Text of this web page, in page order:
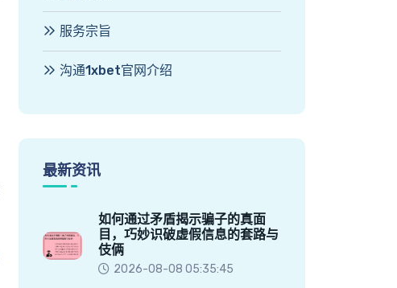
服务宗旨
沟通1xbet官网介绍
最新资讯
如何通过矛盾揭示骗子的真面
目，巧妙识破虚假信息的套路与
伎俩
2026-08-08 05:35:45